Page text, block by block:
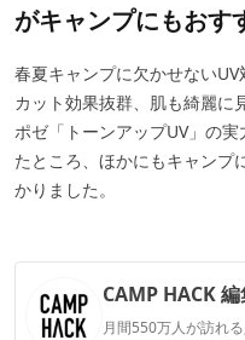
がキャンプにもおす
春夏キャンプに欠かせない
カット効果抜群、肌も綺麗に
ポゼ「トーンアップUV」の
たところ、ほかにもキャンプ
かりました。
CAMP HACK
月間550万人が訪れ